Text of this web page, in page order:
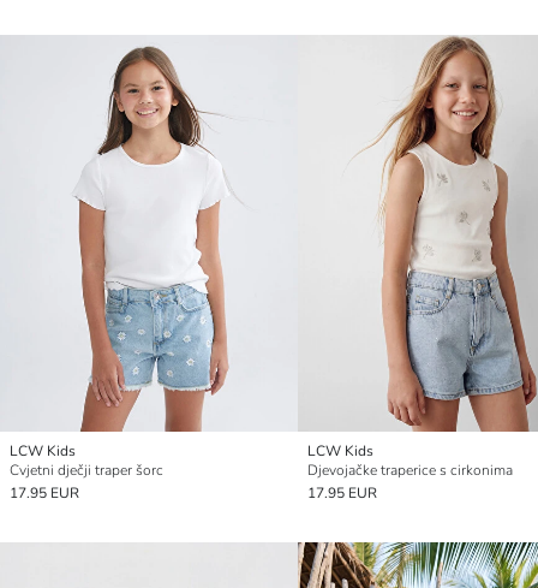
LCW Kids
Cvjetni dječji traper šorc
17.95 EUR
LCW Kids
Djevojačke traperice s cirkonima
17.95 EUR